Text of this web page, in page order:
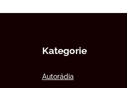
Kategorie
Autorádia